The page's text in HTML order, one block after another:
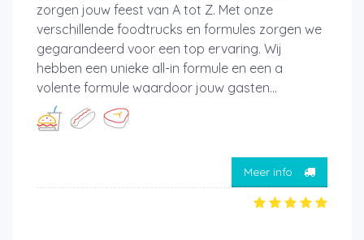
zorgen jouw feest van A tot Z. Met onze
verschillende foodtrucks en formules zorgen we
gegarandeerd voor een top ervaring. Wij
hebben een unieke all-in formule en een a
volente formule waardoor jouw gasten...
Meer info